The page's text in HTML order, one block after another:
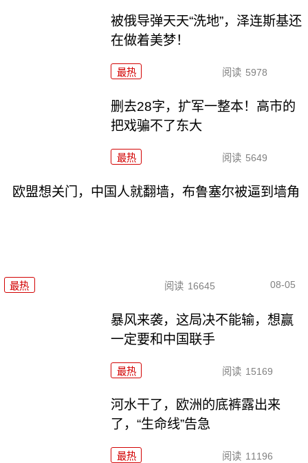
被俄导弹天天“洗地”，泽连斯基还
在做着美梦！
最热 阅读 5978
删去28字，扩军一整本！高市的
把戏骗不了东大
最热 阅读 5649
欧盟想关门，中国人就翻墙，布鲁塞尔被逼到墙角
最热 阅读 16645 08-05
暴风来袭，这局决不能输，想赢
一定要和中国联手
最热 阅读 15169
河水干了，欧洲的底裤露出来
了，“生命线”告急
最热 阅读 11196